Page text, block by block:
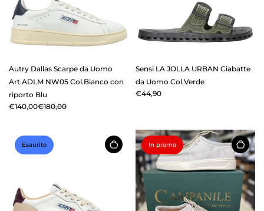
Autry Dallas Scarpe da Uomo
Art.ADLM NW05 Col.Bianco con
riporto Blu
€140,00€180,00
Sensi LA JOLLA URBAN Ciabatte
da Uomo Col.Verde
€44,90
Esaurito In promo